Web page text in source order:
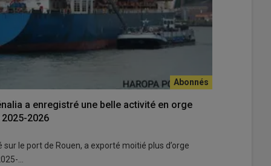
a enregistré une belle activité en orge
2026
sur le port de Rouen, a exporté moitié plus d’orge
…